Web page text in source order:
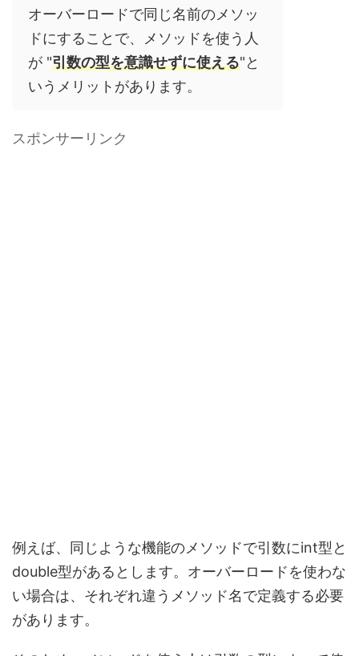
オーバーロードで同じ名前のメソッ
ドにすることで、メソッドを使う人
が "引数の型を意識せずに使える"と
いうメリットがあります。
スポンサーリンク
例えば、同じような機能のメソッドで引数にint型と
double型があるとします。オーバーロードを使わな
い場合は、それぞれ違うメソッド名で定義する必要
があります。